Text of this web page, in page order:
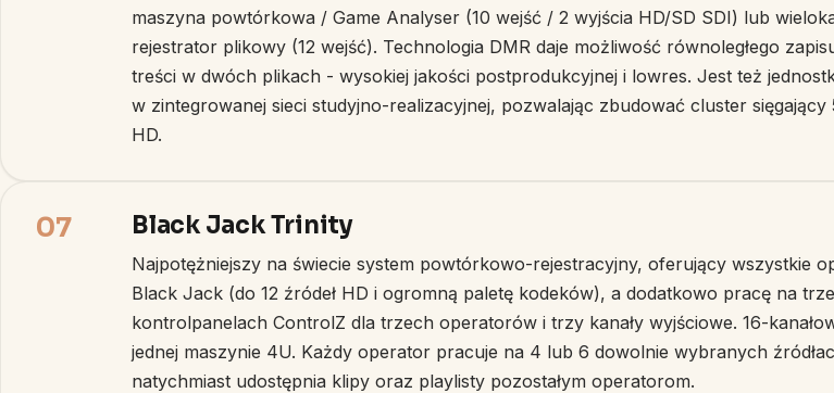
maszyna powtórkowa / Game Analyser (10 wejść / 2 wyjścia HD/SD SDI) lub
rejestrator plikowy (12 wejść). Technologia DMR daje możliwość równoległego
treści w dwóch plikach - wysokiej jakości postprodukcyjnej i lowres. Jest też
w zintegrowanej sieci studyjno-realizacyjnej, pozwalając zbudować cluster sięgający
HD.
07 Black Jack Trinity
Najpotężniejszy na świecie system powtórkowo-rejestracyjny, oferujący wszystkie
Black Jack (do 12 źródeł HD i ogromną paletę kodeków), a dodatkowo pracę na
kontrolpanelach ControlZ dla trzech operatorów i trzy kanały wyjściowe. 16-
jednej maszynie 4U. Każdy operator pracuje na 4 lub 6 dowolnie wybranych
natychmiast udostępnia klipy oraz playlisty pozostałym operatorom.